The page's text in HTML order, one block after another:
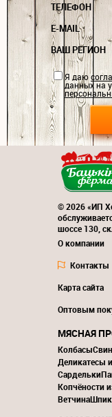
ТЕЛЕФОН
E-MAIL
ВАШ РЕГИОН
Я даю
данных на
© 2026 «ИП
шоссе 130,
О компании
Контакты
Карта сайта
Оптовым
МЯСНАЯ
Колбасы
Деликатесы
Сардельки
Копчёности
ВетчинаШпик